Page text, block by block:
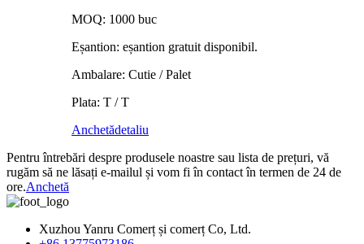
MOQ: 1000 buc
Eșantion: eșantion gratuit disponibil.
Ambalare: Cutie / Palet
Plata: T / T
Anchetădetaliu
Pentru întrebări despre produsele noastre sau lista de prețuri, vă
rugăm să ne lăsați e-mailul și vom fi în contact în termen de 24 de
ore.Anchetă
Xuzhou Yanru Comerț și comerț Co, Ltd.